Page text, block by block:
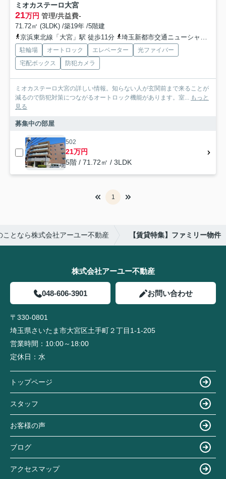
ミオカステーロ大宮
21万円 管理/共益費-
71.72㎡ (3LDK) /築19年 /5階建
京浜東北線「大宮」駅 徒歩11分
埼玉新都市交通ニューシャトル「鉄道博物館（大成）」駅 徒歩21分
駐輪場 オートロック エレベーター
光ファイバー
宅配ボックス
防犯カメラ
ミオカステーロ大宮の詳しい情報。知らない人が玄関前まで来ることが
減るので防犯対策につながるオートロック機能があります。室... もっと
見る
募集中の部屋
502
21万円
5階 / 71.72㎡ / 3LDK
1
ことなら株式会社アーユー不動産 【賃貸特集】ファミリー物件
株式会社アーユー不動産
048-606-3901 お問い合わせ
〒330-0801
埼玉県さいたま市大宮区土手町２丁目1-1-205
営業時間： 10:00～18:00
定休日： 水
トップページ
スタッフ
お客様の声
ブログ
アクセスマップ